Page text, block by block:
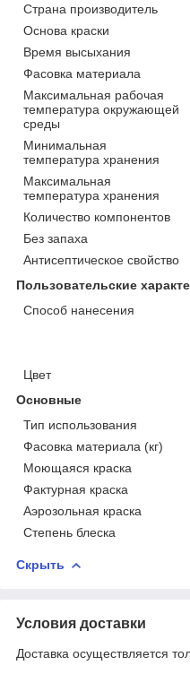
Страна производитель
Основа краски
Время высыхания
Фасовка материала
Максимальная рабочая
температура окружающей
среды
Минимальная
температура хранения
Максимальная
температура хранения
Количество компонентов
Без запаха
Антисептическое свойство
Пользовательские
Способ нанесения
Цвет
Основные
Тип использования
Фасовка материала (кг)
Моющаяся краска
Фактурная краска
Аэрозольная краска
Степень блеска
Скрыть
Условия доставки
Доставка осуществляется